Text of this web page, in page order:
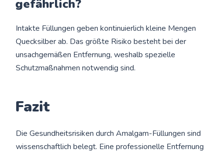
gefährlich?
Intakte Füllungen geben kontinuierlich kleine Mengen
Quecksilber ab. Das größte Risiko besteht bei der
unsachgemäßen Entfernung, weshalb spezielle
Schutzmaßnahmen notwendig sind.
Fazit
Die Gesundheitsrisiken durch Amalgam-Füllungen sind
wissenschaftlich belegt. Eine professionelle Entfernung